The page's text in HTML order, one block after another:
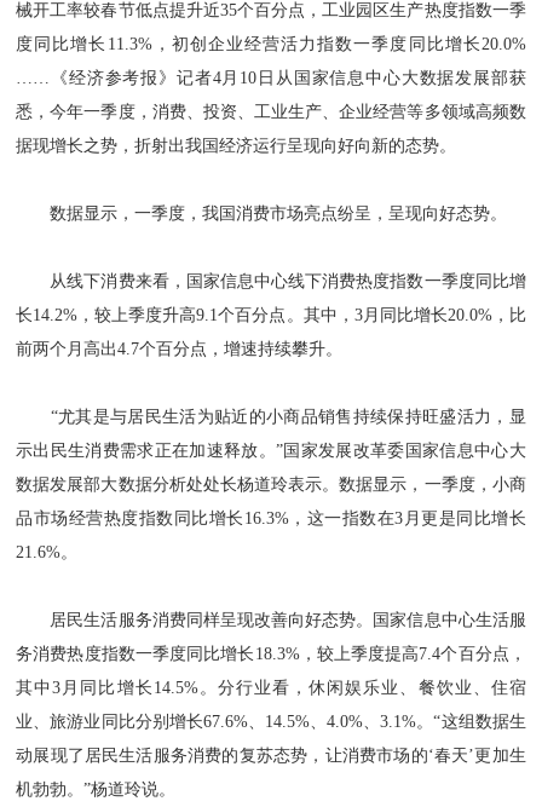
械开工率较春节低点提升近35个百分点，工业园区生产热度指数一季
度同比增长11.3%，初创企业经营活力指数一季度同比增长20.0%
……《经济参考报》记者4月10日从国家信息中心大数据发展部获
悉，今年一季度，消费、投资、工业生产、企业经营等多领域高频数
据现增长之势，折射出我国经济运行呈现向好向新的态势。
数据显示，一季度，我国消费市场亮点纷呈，呈现向好态势。
从线下消费来看，国家信息中心线下消费热度指数一季度同比增
长14.2%，较上季度升高9.1个百分点。其中，3月同比增长20.0%，比
前两个月高出4.7个百分点，增速持续攀升。
“尤其是与居民生活为贴近的小商品销售持续保持旺盛活力，显
示出民生消费需求正在加速释放。”国家发展改革委国家信息中心大
数据发展部大数据分析处处长杨道玲表示。数据显示，一季度，小商
品市场经营热度指数同比增长16.3%，这一指数在3月更是同比增长
21.6%。
居民生活服务消费同样呈现改善向好态势。国家信息中心生活服
务消费热度指数一季度同比增长18.3%，较上季度提高7.4个百分点，
其中3月同比增长14.5%。分行业看，休闲娱乐业、餐饮业、住宿
业、旅游业同比分别增长67.6%、14.5%、4.0%、3.1%。“这组数据生
动展现了居民生活服务消费的复苏态势，让消费市场的‘春天’更加生
机勃勃。”杨道玲说。